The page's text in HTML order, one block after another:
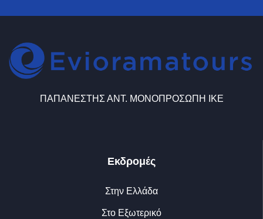
ΠΑΠΑΝΕΣΤΗΣ ΑΝΤ. ΜΟΝΟΠΡΟΣΩΠΗ ΙΚΕ
Εκδρομές
Στην Ελλάδα
Στο Εξωτερικό